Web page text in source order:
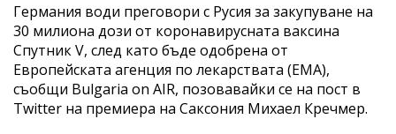
Германия води преговори с Русия за закупуване на
30 милиона дози от коронавирусната ваксина
Спутник V, след като бъде одобрена от
Европейската агенция по лекарствата (EMA),
съобщи Bulgaria on AIR, позовавайки се на пост в
Twitter на премиера на Саксония Михаел Кречмер.